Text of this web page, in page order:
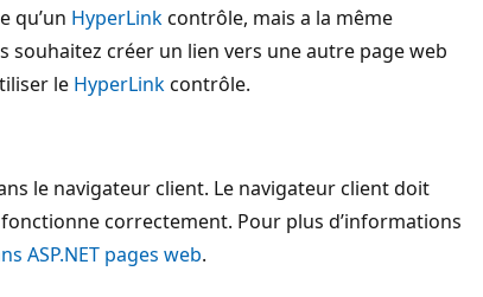
qu’un HyperLinkcontrôle, mais a la même
souhaitez créer un lien vers une autre page web
le HyperLinkcontrôle.
le navigateur client. Le navigateur client doit
correctement. Pour plus d’informations
ASP.NET pages web.